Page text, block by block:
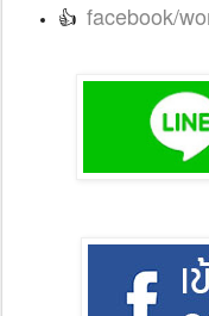
👍 facebook/